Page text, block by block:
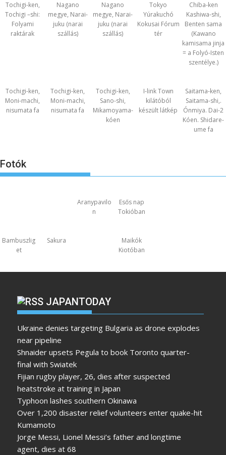
Tochigi-ken,
Tochigi –shi:
Folyami
raktárak
Nagano
megye, Narai-
juku (narai
szállás)
Nagano
megye, Narai-
juku (narai
szállás)
Tokyo
Yúrakuchó
Kokusai Fórum
tér
Chiba-ken
Kashiwa-shi,
Benten sama
(Kawano
kamisama jinja
= a Folyó-Isten
szentélye.)
Tochigi-ken,
Moni-machi,
nisumata fa
Tochigi-ken,
Moni-machi,
nisumata fa
Tochigi-ken,
Sano-shi,
Mikamoyama-
kóen
I-link Town
kilátóból
készült látkép
Saitama-ken,
Saitama-shi,.
Ónmiya. Dai-2
Kóen. Shidare-
ume fa
Fotók
Aranypavilo
n
Esős nap
Tokióban
Bambuszlig
et
Sakura
Maikók
Kiotóban
JAPANTODAY
Ukraine denies targeting Bulgaria as drone explodes
near pipeline
Shnaider upsets Pegula to book Toronto quarter-
final with Swiatek
Fijian rugby player, 26, dies after suspected
heatstroke at training in Japan
Typhoon lashes southern Okinawa
Over 1,200 disaster relief volunteers enter quake-hit
Kumamoto
Jorge Messi, Lionel Messi’s father and longtime
agent, dies at 68